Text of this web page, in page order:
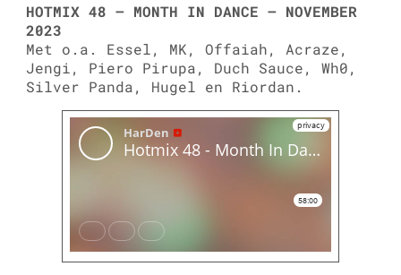
HOTMIX 48 – MONTH IN DANCE – NOVEMBER
2023
Met o.a. Essel, MK, Offaiah, Acraze,
Jengi, Piero Pirupa, Duch Sauce, Wh0,
Silver Panda, Hugel en Riordan.